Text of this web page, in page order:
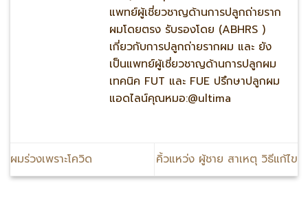
แพทย์ผู้เชี่ยวชาญด้านการปลูกถ่ายราก
ผมโดยตรง รับรองโดย (ABHRS )
เกี่ยวกับการปลูกถ่ายรากผม และ ยัง
เป็นแพทย์ผู้เชี่ยวชาญด้านการปลูกผม
เทคนิค FUT และ FUE ปรึกษาปลูกผม
แอดไลน์คุณหมอ:@ultima
ผมร่วงเพราะโควิด คิ้วแหว่ง ผู้ชาย สาเหตุ วิธีแก้ไข